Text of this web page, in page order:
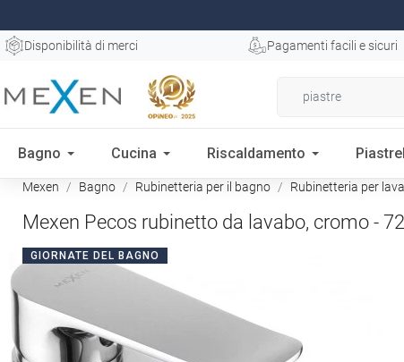
Disponibilità di merci Pagamenti facili e sicuri
Bagno Cucina Riscaldamento
Mexen Bagno Rubinetteria per il bagno Rubinetteria per
Mexen Pecos rubinetto da lavabo, cromo -
GIORNATE DEL BAGNO